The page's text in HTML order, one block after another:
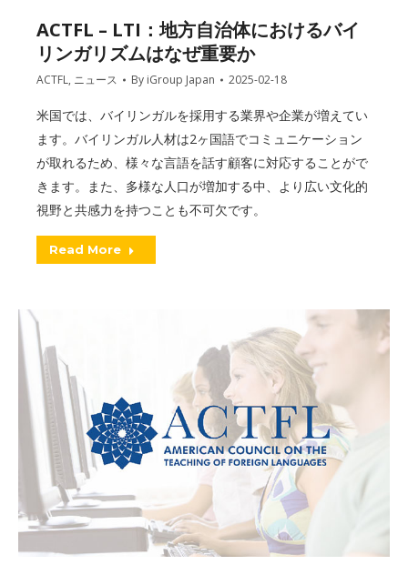
ACTFL – LTI：地方自治体におけるバイ
リンガリズムはなぜ重要か
ACTFL, ニュース By iGroup Japan 2025-02-18
米国では、バイリンガルを採用する業界や企業が増えてい
ます。バイリンガル人材は2ヶ国語でコミュニケーション
が取れるため、様々な言語を話す顧客に対応することがで
きます。また、多様な人口が増加する中、より広い文化的
視野と共感力を持つことも不可欠です。
Read More